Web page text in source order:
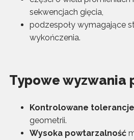
sekwencjach gięcia,
podzespoły wymagające
wykończenia.
Typowe wyzwania
Kontrolowane tolerancje
geometrii.
Wysoka powtarzalność